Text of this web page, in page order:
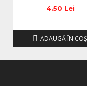
4.50 Lei
ADAUGĂ ÎN COŞ